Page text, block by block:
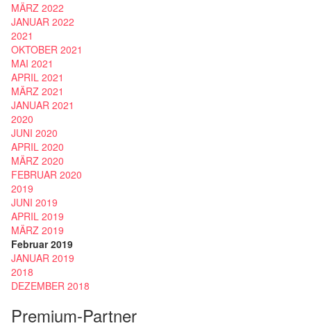
MÄRZ 2022
JANUAR 2022
2021
OKTOBER 2021
MAI 2021
APRIL 2021
MÄRZ 2021
JANUAR 2021
2020
JUNI 2020
APRIL 2020
MÄRZ 2020
FEBRUAR 2020
2019
JUNI 2019
APRIL 2019
MÄRZ 2019
Februar 2019
JANUAR 2019
2018
DEZEMBER 2018
Premium-Partner